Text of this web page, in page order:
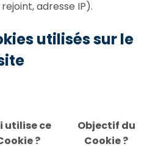
adresse IP).
utilisés sur le
utilise ce
?
Objectif du
Cookie ?